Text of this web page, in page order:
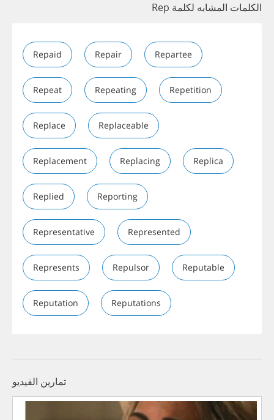
الكلمات المشابه لكلمة Rep
Repaid Repair Repartee
Repeat Repeating Repetition
Replace Replaceable
Replacement Replacing Replica
Replied Reporting
Representative Represented
Represents Repulsor Reputable
Reputation Reputations
تمارين الفيديو